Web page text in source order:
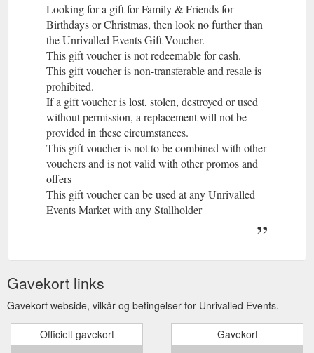
Looking for a gift for Family & Friends for
Birthdays or Christmas, then look no further than
the Unrivalled Events Gift Voucher.
This gift voucher is not redeemable for cash.
This gift voucher is non-transferable and resale is
prohibited.
If a gift voucher is lost, stolen, destroyed or used
without permission, a replacement will not be
provided in these circumstances.
This gift voucher is not to be combined with other
vouchers and is not valid with other promos and
offers
This gift voucher can be used at any Unrivalled
Events Market with any Stallholder
Gavekort links
Gavekort webside, vilkår og betingelser for Unrivalled Events.
Officielt gavekort Gavekort